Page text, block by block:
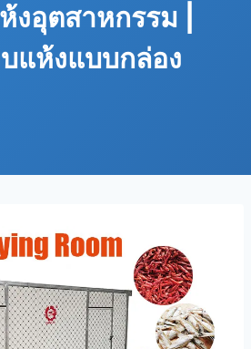
งอุตสาหกรรม |
บแห้งแบบกล่อง